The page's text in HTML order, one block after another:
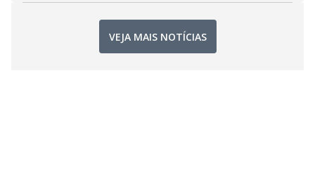
VEJA MAIS NOTÍCIAS